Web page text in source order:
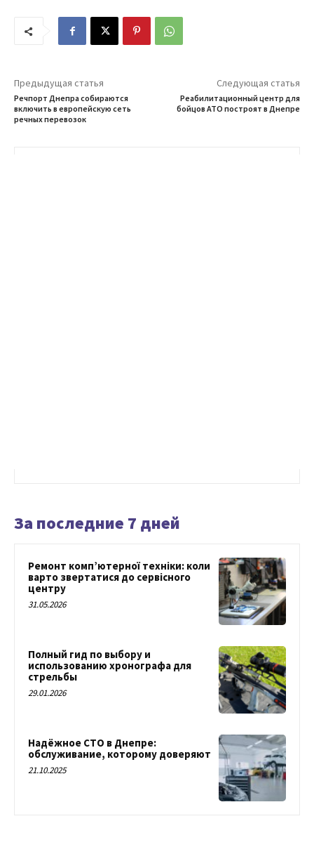
Предыдущая статья
Речпорт Днепра собираются
включить в европейскую сеть
речных перевозок
Следующая статья
Реабилитационный центр для
бойцов АТО построят в Днепре
За последние 7 дней
Ремонт комп’ютерної техніки: коли
варто звертатися до сервісного
центру
31.05.2026
Полный гид по выбору и
использованию хронографа для
стрельбы
29.01.2026
Надёжное СТО в Днепре:
обслуживание, которому доверяют
21.10.2025